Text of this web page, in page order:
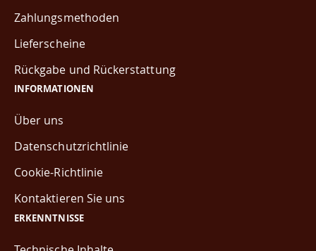
Zahlungsmethoden
Lieferscheine
Rückgabe und Rückerstattung
INFORMATIONEN
Über uns
Datenschutzrichtlinie
Cookie-Richtlinie
Kontaktieren Sie uns
ERKENNTNISSE